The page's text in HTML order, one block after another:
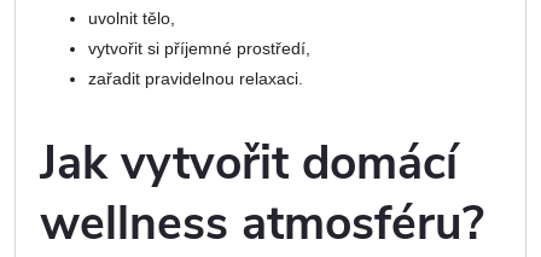
uvolnit tělo,
vytvořit si příjemné prostředí,
zařadit pravidelnou relaxaci.
Jak vytvořit domácí
wellness atmosféru?